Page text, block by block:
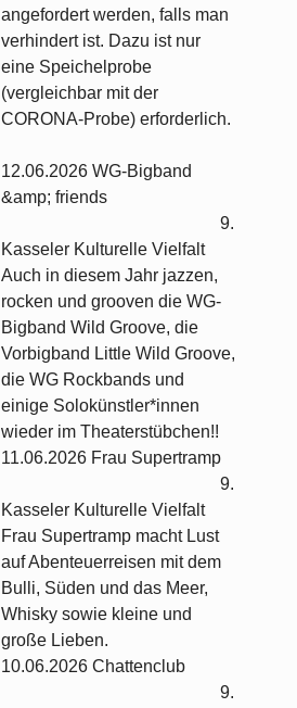
angefordert werden, falls man
verhindert ist. Dazu ist nur
eine Speichelprobe
(vergleichbar mit der
CORONA-Probe) erforderlich.
12.06.2026 WG-Bigband
&amp; friends
9.
Kasseler Kulturelle Vielfalt
Auch in diesem Jahr jazzen,
rocken und grooven die WG-
Bigband Wild Groove, die
Vorbigband Little Wild Groove,
die WG Rockbands und
einige Solokünstler*innen
wieder im Theaterstübchen!!
11.06.2026 Frau Supertramp
9.
Kasseler Kulturelle Vielfalt
Frau Supertramp macht Lust
auf Abenteuerreisen mit dem
Bulli, Süden und das Meer,
Whisky sowie kleine und
große Lieben.
10.06.2026 Chattenclub
9.